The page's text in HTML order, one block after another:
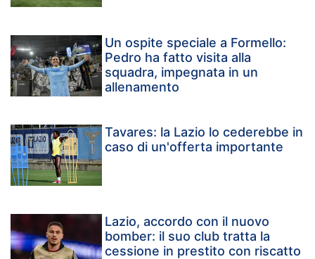
Un ospite speciale a Formello:
Pedro ha fatto visita alla
squadra, impegnata in un
allenamento
Tavares: la Lazio lo cederebbe in
caso di un'offerta importante
Lazio, accordo con il nuovo
bomber: il suo club tratta la
cessione in prestito con riscatto